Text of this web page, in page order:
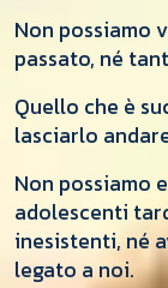
Non possiamo
passato, né
Quello che è
lasciarlo
Non possiamo
adolescenti
inesistenti, né
legato a noi.